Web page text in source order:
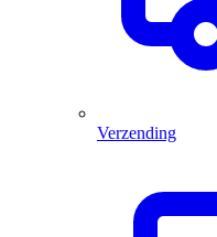
Verzending